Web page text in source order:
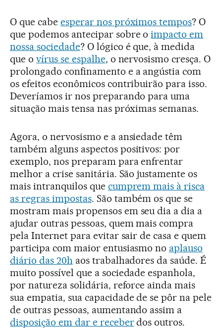
O que cabe esperar nos próximos tempos? O
que podemos antecipar sobre oimpacto em
nossa sociedade? O lógico é que, à medida
que o vírus se espalhe, o nervosismo cresça. O
prolongado confinamento e a angústia com
os efeitos econômicos contribuirão para isso.
Deveríamos ir nos preparando para uma
situação mais tensa nas próximas semanas.
Agora, o nervosismo e a ansiedade têm
também alguns aspectos positivos: por
exemplo, nos preparam para enfrentar
melhor a crise sanitária. São justamente os
mais intranquilos que cumprem mais à risca
as regras impostas. São também os que se
mostram mais propensos em seu dia a dia a
ajudar outras pessoas, quem mais compra
pela Internet para evitar sair de casa e quem
participa com maior entusiasmo no aplauso
diário das 20h aos trabalhadores da saúde. É
muito possível que a sociedade espanhola,
por natureza solidária, reforce ainda mais
sua empatia, sua capacidade de se pôr na pele
de outras pessoas, aumentando assim a
disposição em dar e receberdos outros.